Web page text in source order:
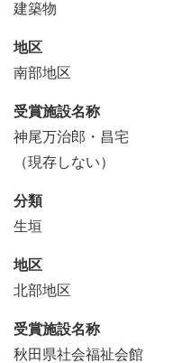
建築物
地区
南部地区
受賞施設名称
神尾万治郎・昌宅
（現存しない）
分類
生垣
地区
北部地区
受賞施設名称
秋田県社会福祉会館